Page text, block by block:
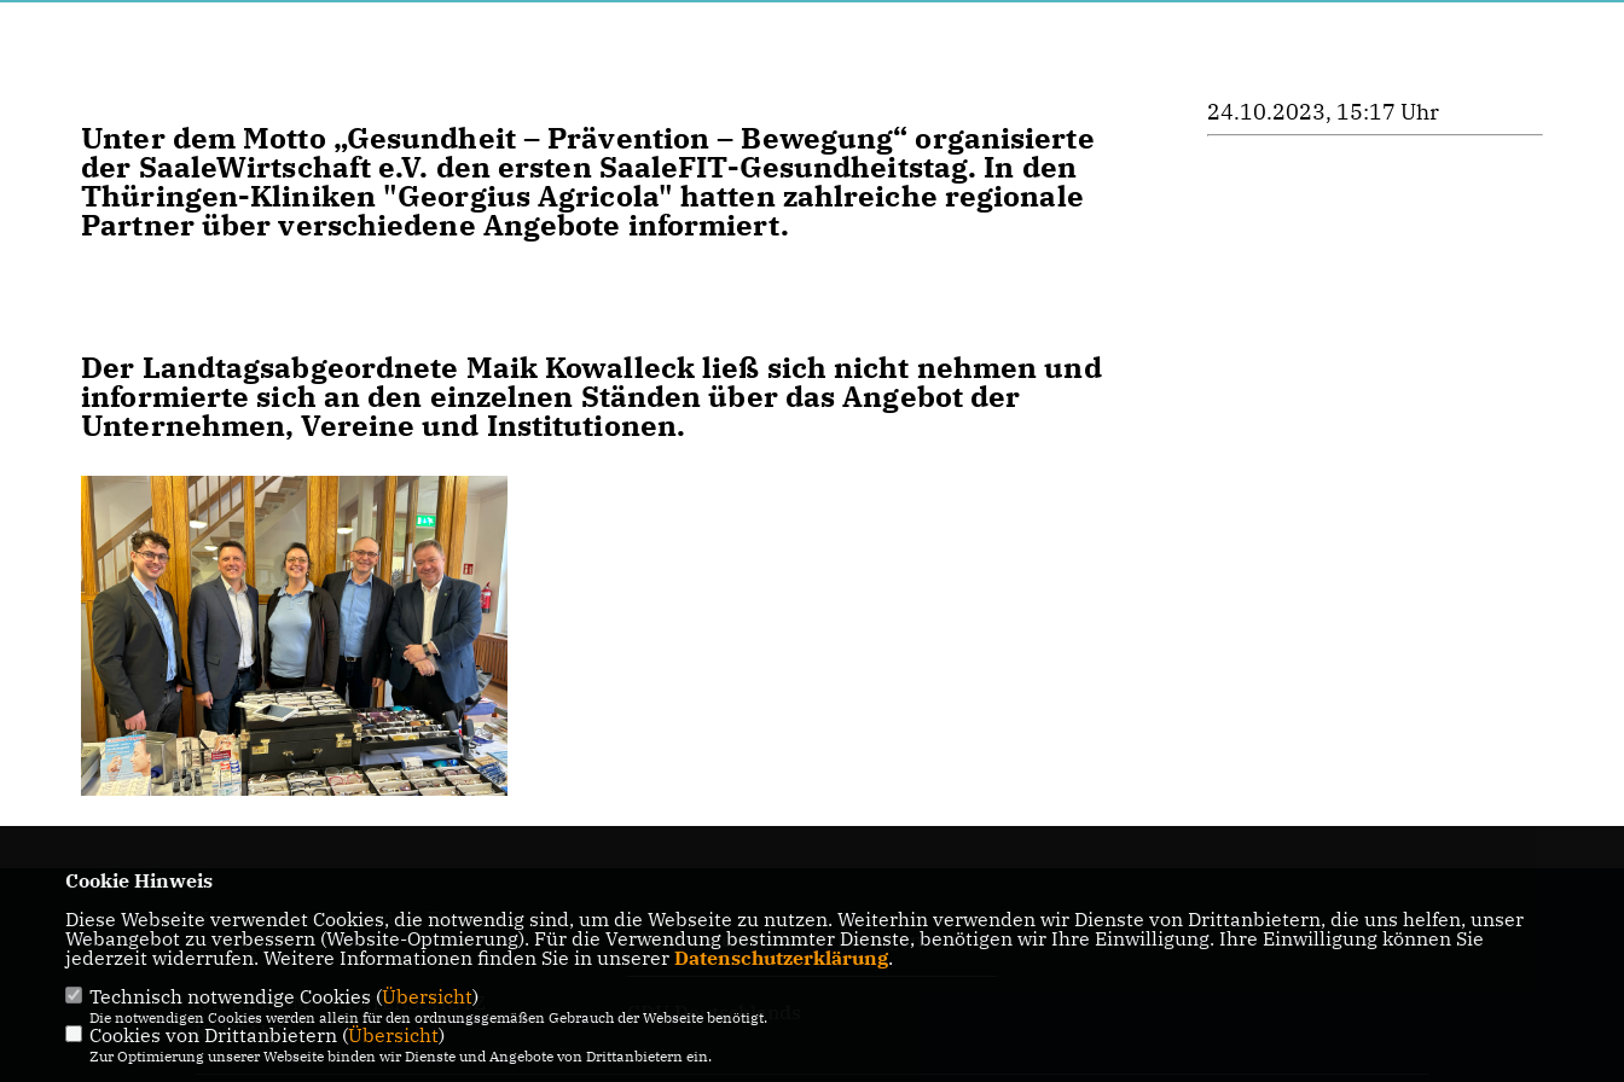
Unter dem Motto „Gesundheit – Prävention – Bewegung“ organisierte
der SaaleWirtschaft e.V. den ersten SaaleFIT-Gesundheitstag. In den
Thüringen-Kliniken "Georgius Agricola" hatten zahlreiche regionale
Partner über verschiedene Angebote informiert.
Der Landtagsabgeordnete Maik Kowalleck ließ sich nicht nehmen und
informierte sich an den einzelnen Ständen über das Angebot der
Unternehmen, Vereine und Institutionen.
24.10.2023, 15:17 Uhr
Maik Kowalleck - Mitglied des Thüringer
Landtags
IMPRESSUM
DATENSCHUTZ
KONTAKT
CDU Landesverband Thüringen
CDU Deutschlands
Cookie Hinweis
Diese Webseite verwendet Cookies, die notwendig sind, um die Webseite zu nutzen. Weiterhin verwenden wir Dienste von Drittanbietern, die uns helfen, unser
Webangebot zu verbessern (Website-Optmierung). Für die Verwendung bestimmter Dienste, benötigen wir Ihre Einwilligung. Ihre Einwilligung können Sie
jederzeit widerrufen. Weitere Informationen finden Sie in unserer Datenschutzerklärung.
Technisch notwendige Cookies (Übersicht)
Die notwendigen Cookies werden allein für den ordnungsgemäßen Gebrauch der Webseite benötigt.
Cookies von Drittanbietern (Übersicht)
Zur Optimierung unserer Webseite binden wir Dienste und Angebote von Drittanbietern ein.